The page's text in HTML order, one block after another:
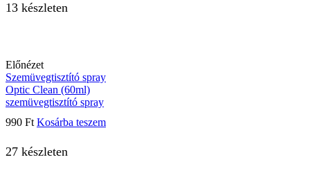
13 készleten
Előnézet
Szemüvegtisztító spray
Optic Clean (60ml)
szemüvegtisztító spray
990 Ft Kosárba teszem
27 készleten